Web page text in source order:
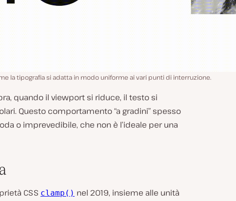
la tipografia si adatta in modo uniforme ai vari punti di interruzione.
quando il viewport si riduce, il testo si
Questo comportamento “a gradini” spesso
o imprevedibile, che non è l’ideale per una
CSS clamp() nel 2019, insieme alle unità